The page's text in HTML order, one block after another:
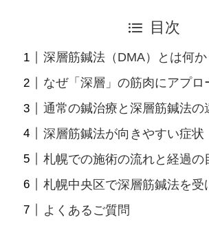
目次
深層筋鍼法（DMA）とは何か
なぜ「深層」の筋肉にアプロ
通常の鍼治療と深層筋鍼法の
深層筋鍼法が向きやすい症状
札幌での施術の流れと経過の
札幌中央区で深層筋鍼法を受
よくあるご質問